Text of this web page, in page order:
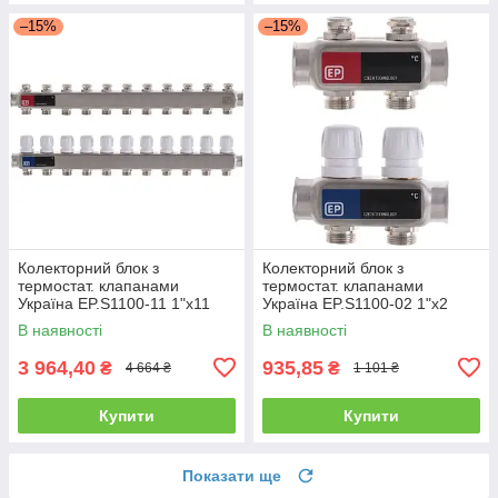
–15%
Колекторний блок з
термостат. клапанами
Україна EP.S1100-11 1"x11
В наявності
3 964,40 ₴ 4 664 ₴
Купити
–15%
Колекторний блок з
термостат. клапанами
Україна EP.S1100-02 1"x2
В наявності
935,85 ₴ 1 101 ₴
Купити
Показати ще